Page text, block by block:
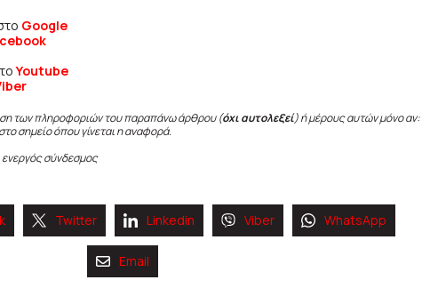
Google
Youtube
των πληροφοριών του παραπάνω άρθρου (όχι αυτολεξεί) ή μέρους αυτών μόνο αν:
στο σημείο όπου γίνεται η αναφορά.
ενεργός σύνδεσμος
Twitter Linkedin Viber WhatsApp
Email